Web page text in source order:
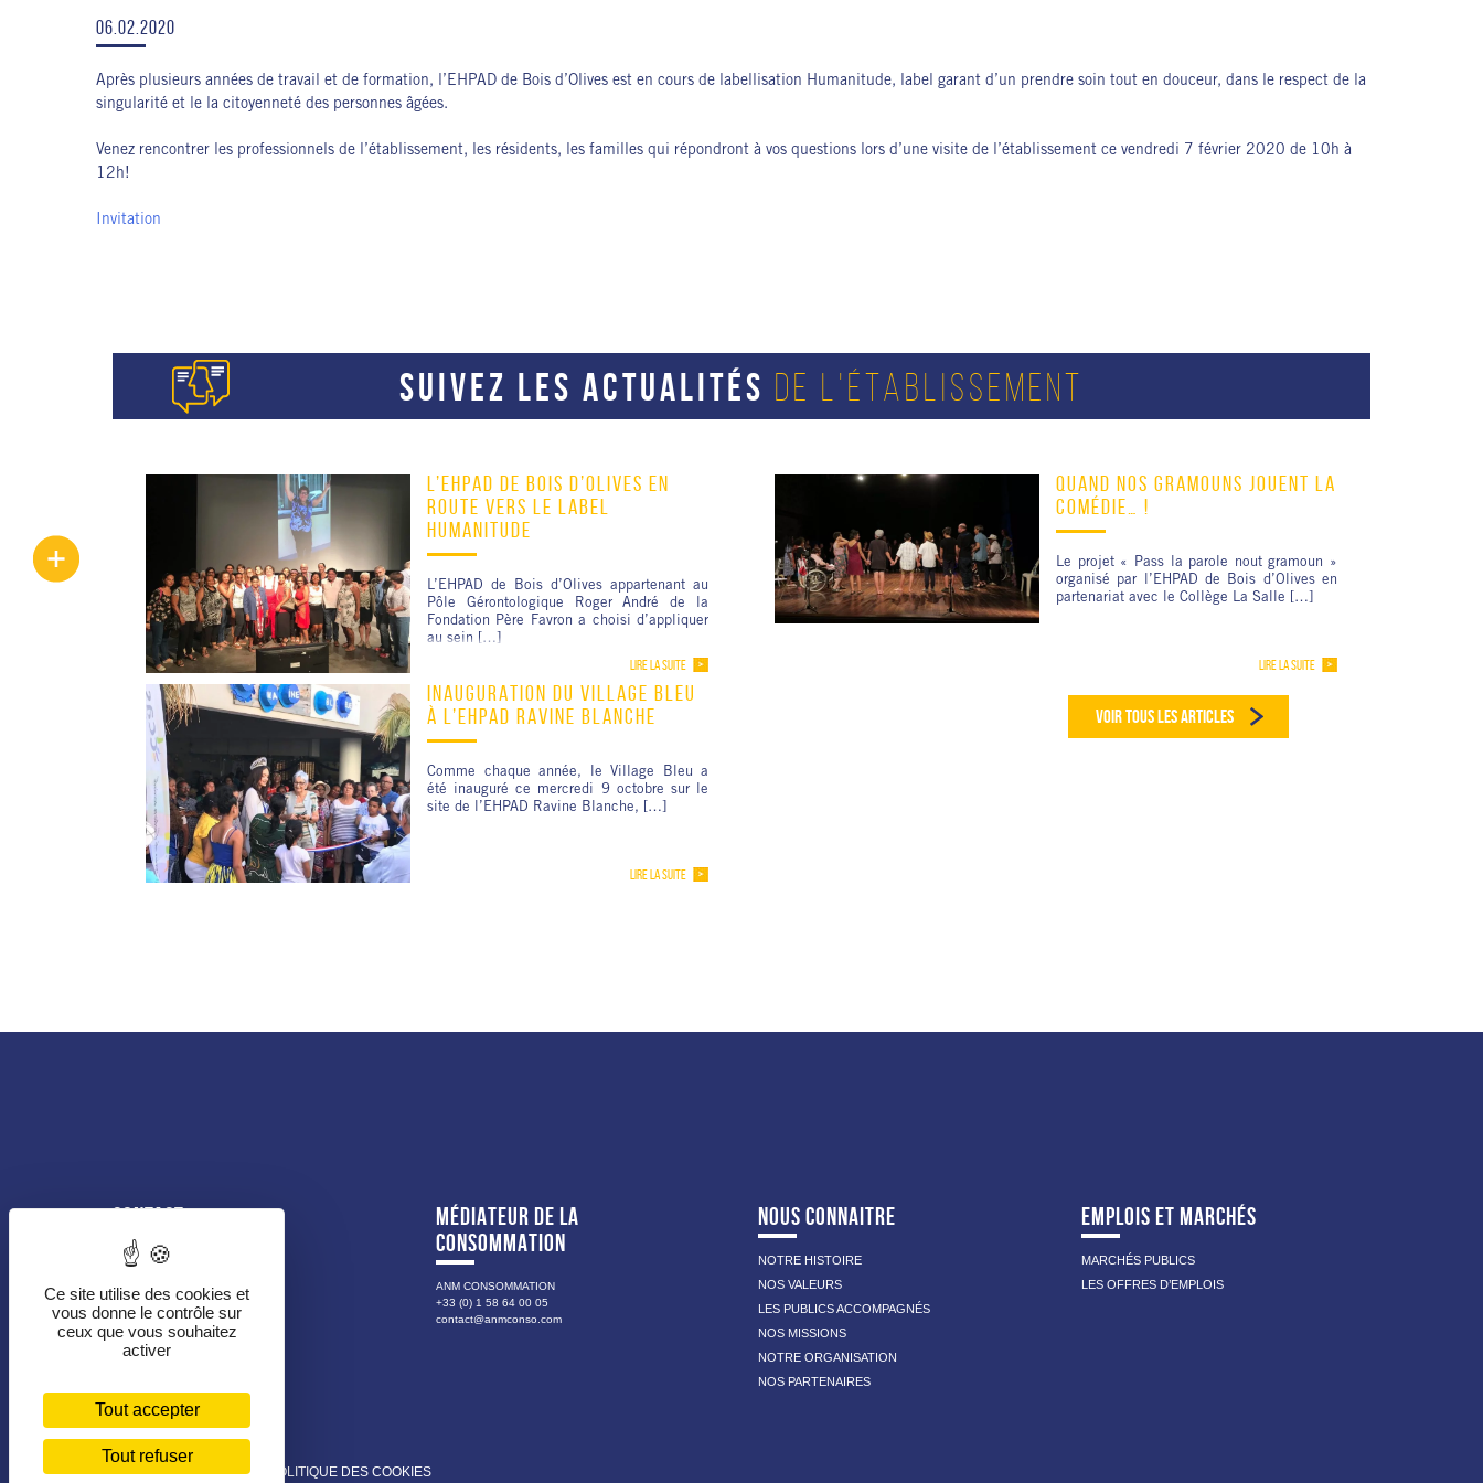
06.02.2020
Après plusieurs années de travail et de formation, l’EHPAD de Bois d’Olives est en cours de labellisation Humanitude, label garant d’un prendre soin tout en douceur, dans le respect de la
singularité et le la citoyenneté des personnes âgées.
Venez rencontrer les professionnels de l’établissement, les résidents, les familles qui répondront à vos questions lors d’une visite de l’établissement ce vendredi 7 février 2020 de 10h à
12h!
Invitation
SUIVEZ LES ACTUALITÉS DE L'ÉTABLISSEMENT
L’EHPAD DE BOIS D’OLIVES EN
ROUTE VERS LE LABEL
HUMANITUDE
L’EHPAD de Bois d’Olives appartenant au
Pôle Gérontologique Roger André de la
Fondation Père Favron a choisi d’appliquer
au sein […]
LIRE LA SUITE
QUAND NOS GRAMOUNS JOUENT LA
COMÉDIE… !
Le projet « Pass la parole nout gramoun »
organisé par l’EHPAD de Bois d’Olives en
partenariat avec le Collège La Salle […]
LIRE LA SUITE
INAUGURATION DU VILLAGE BLEU
À L’EHPAD RAVINE BLANCHE
Comme chaque année, le Village Bleu a
été inauguré ce mercredi 9 octobre sur le
site de l’EHPAD Ravine Blanche, […]
LIRE LA SUITE
VOIR TOUS LES ARTICLES
CONTACT
DIRECTION GÉNÉRALE
Fax : 0262 91 80 18
80, boulevard Hubert Delisle
BP 380
FORMULAIRE DE CONTACT
MÉDIATEUR DE LA
CONSOMMATION
ANM CONSOMMATION
+33 (0) 1 58 64 00 05
contact@anmconso.com
NOUS CONNAITRE
NOTRE HISTOIRE
NOS VALEURS
LES PUBLICS ACCOMPAGNÉS
NOS MISSIONS
NOTRE ORGANISATION
NOS PARTENAIRES
EMPLOIS ET MARCHÉS
MARCHÉS PUBLICS
LES OFFRES D’EMPLOIS
MENTIONS LÉGALES POLITIQUE DES COOKIES
Ce site utilise des cookies et
vous donne le contrôle sur
ceux que vous souhaitez
activer
Tout accepter
Tout refuser